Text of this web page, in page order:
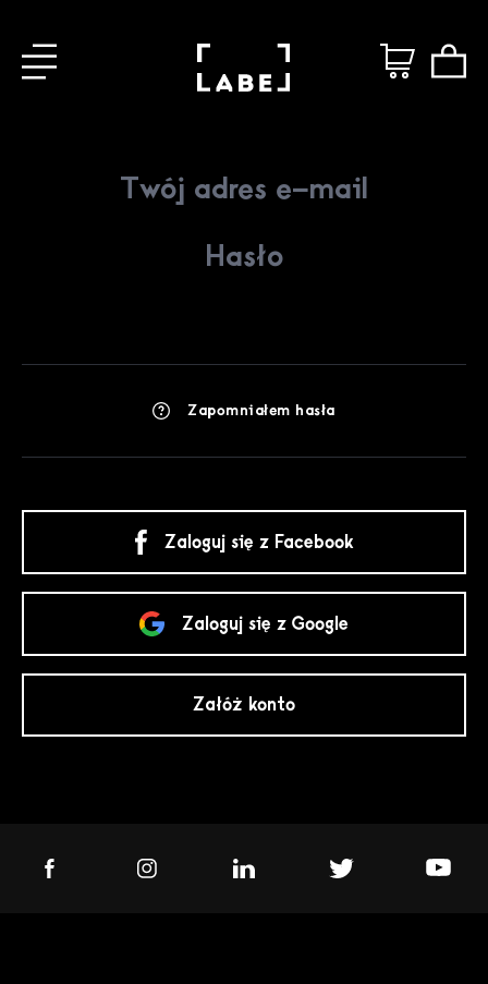
Zapomniałem hasła
Zaloguj się z Facebook
Zaloguj się z Google
Załóż konto